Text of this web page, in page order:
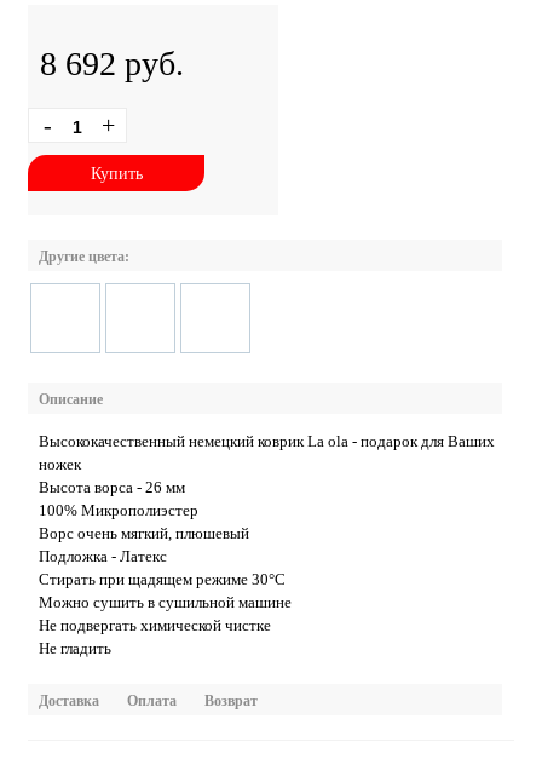
8 692 руб.
- +
Купить
Другие цвета:
Описание
Высококачественный немецкий коврик La ola - подарок для Ваших
ножек
Высота ворса - 26 мм
100% Микрополиэстер
Ворс очень мягкий, плюшевый
Подложка - Латекс
Стирать при щадящем режиме 30°С
Можно сушить в сушильной машине
Не подвергать химической чистке
Не гладить
Доставка Оплата Возврат